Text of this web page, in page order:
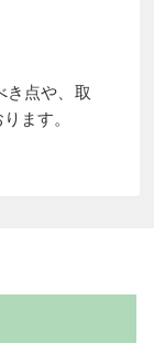
き点や、取
ます。